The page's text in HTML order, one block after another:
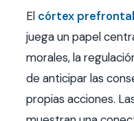
El córtex
juega un papel
morales, la
de anticipar las
propias acciones.